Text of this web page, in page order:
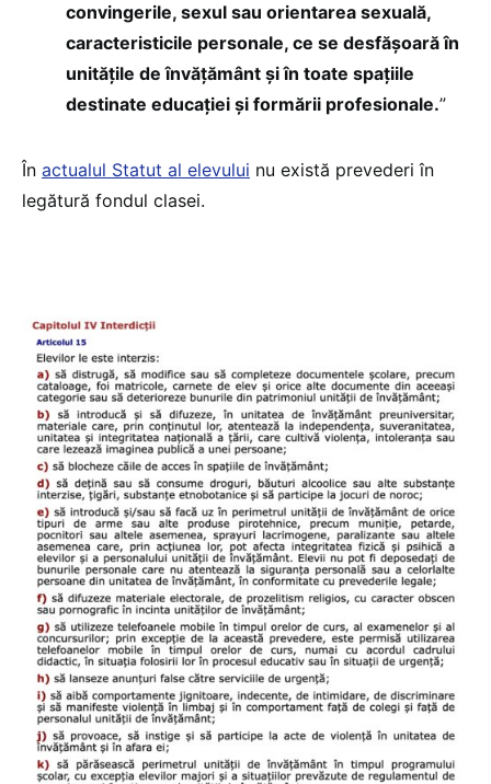
convingerile, sexul sau orientarea sexuală,
caracteristicile personale, ce se desfășoară în
unitățile de învățământ și în toate spațiile
destinate educației și formării profesionale.”
În actualul Statut al elevului nu există prevederi în
legătură fondul clasei.